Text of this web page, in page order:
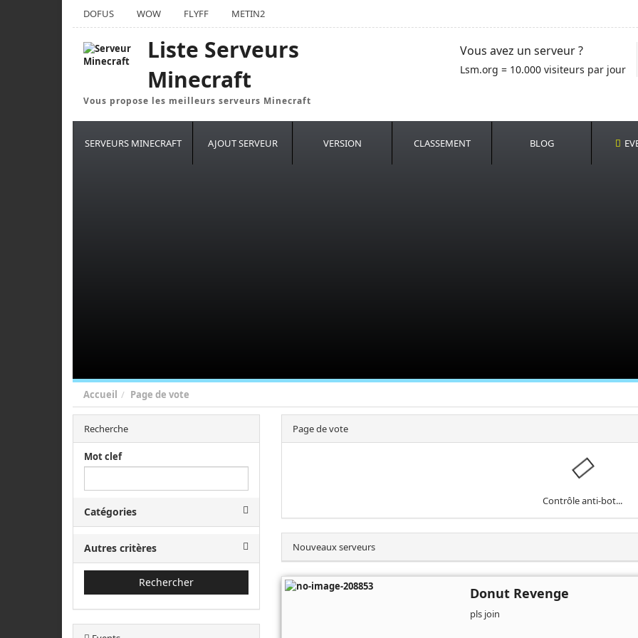
DOFUS WOW FLYFF METIN2
Liste Serveurs
Minecraft
Vous propose les meilleurs serveurs Minecraft
Vous avez un serveur ?
Lsm.org = 10.000 visiteurs par jour
SERVEURS MINECRAFT AJOUT SERVEUR VERSION CLASSEMENT BLOG
Accueil Page de vote
Recherche
Mot clef
Catégories
Autres critères
Rechercher
Page de vote
Contrôle anti-bot...
Nouveaux serveurs
Donut Revenge
pls join